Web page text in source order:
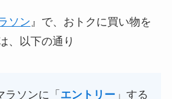
ソン』で、おトクに買い物を
、以下の通り
ラソンに「 エントリー 」する